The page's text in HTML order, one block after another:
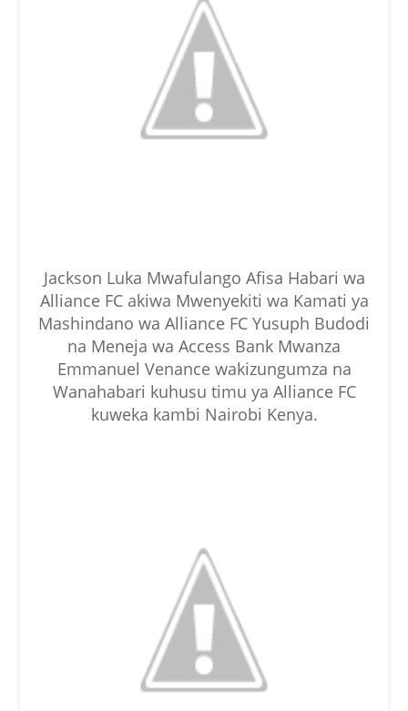
Jackson Luka Mwafulango Afisa Habari wa
Alliance FC akiwa Mwenyekiti wa Kamati ya
Mashindano wa Alliance FC Yusuph Budodi
na Meneja wa Access Bank Mwanza
Emmanuel Venance wakizungumza na
Wanahabari kuhusu timu ya Alliance FC
kuweka kambi Nairobi Kenya.